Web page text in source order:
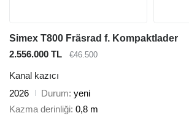
Simex T800 Fräsrad f. Kompaktlader
2.556.000 TL
€46.500
Kanal kazıcı
2026
Durum yeni
Kazma derinliği 0,8 m